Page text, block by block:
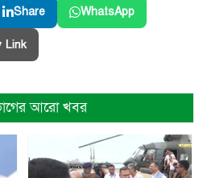
Share WhatsApp
Link
আরো খবর